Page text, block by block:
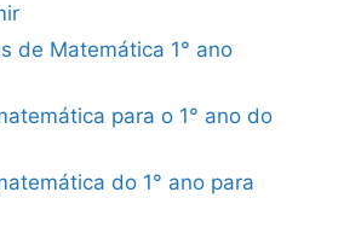
de Matemática 1° ano
para o 1° ano do
do 1° ano para